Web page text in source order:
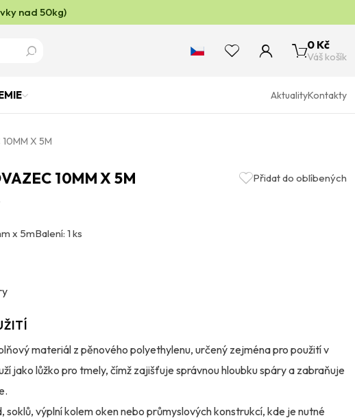
nad 50kg)
0 Kč
Váš košík
AktualityKontakty
10MM X 5M
10MM X 5M
Přidat do oblíbených
x 5mBalení: 1 ks
materiál z pěnového polyethylenu, určený zejména pro použití v
jako lůžko pro tmely, čímž zajišťuje správnou hloubku spáry a zabraňuje
výplní kolem oken nebo průmyslových konstrukcí, kde je nutné